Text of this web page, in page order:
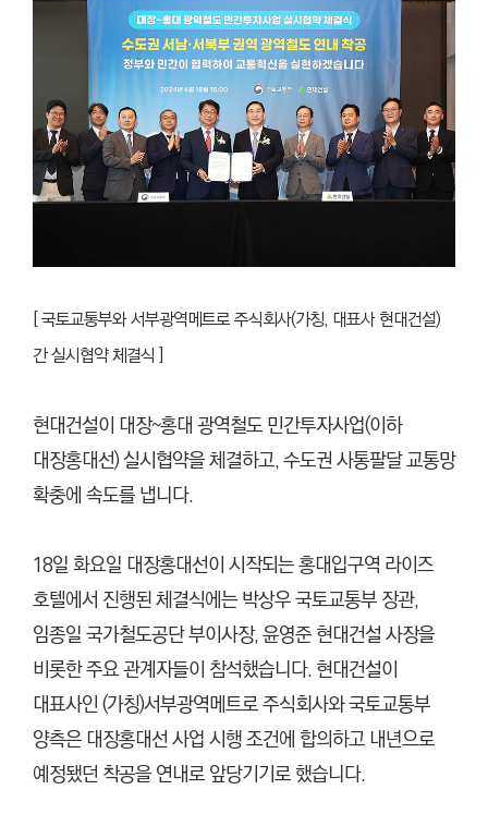
[국토교통부와 서부광역메트로 주식회사(가칭, 대표사 현대건설)
간 실시협약 체결식 ]
현대건설이 대장~홍대 광역철도 민간투자사업(이하
대장홍대선) 실시협약을 체결하고, 수도권 사통팔달 교통망
확충에 속도를 냅니다.
18일 화요일 대장홍대선이 시작되는 홍대입구역 라이즈
호텔에서 진행된 체결식에는 박상우 국토교통부 장관,
임종일 국가철도공단 부이사장, 윤영준 현대건설 사장을
비롯한 주요 관계자들이 참석했습니다. 현대건설이
대표사인 (가칭)서부광역메트로 주식회사와 국토교통부
양측은 대장홍대선 사업 시행 조건에 합의하고 내년으로
예정됐던 착공을 연내로 앞당기기로 했습니다.